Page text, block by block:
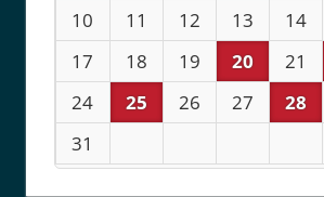
10
11 12 13 14
17
18 19 20 21
24
25 26 27 28
31